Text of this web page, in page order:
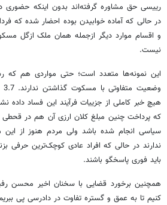
رییسی حق مشاوره گرفته‌اند بدون اینکه
در حالی که آماده خوابیدن بوده احضار شده که فردا
و اقسام موارد دیگر ازجمله همان ملک ازگل
نیست.
این نمونه‌ها متعدد است؛ حتی مواردی هم که
هیچ خبر کاملی از جزییات فرآیند این فساد
که پرداخت چنین مبلغ کلان ارزی آن هم در قحطی
سیاسی انجام شده باشد ولی مردم هنوز از این
ندارند در حالی که افراد عادی کوچک‌ترین حرفی
باید فوری پاسخگو باشند.
همچنین برخورد قضایی با سخنان اخیر محسن
کنیم تا به عمق و گستره تفاوت در دادرسی پی